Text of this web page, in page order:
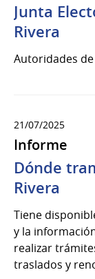
Junta
Rivera
Autoridades de
21/07/2025
Informe
Dónde
Rivera
Tiene
y la
realizar
traslados y